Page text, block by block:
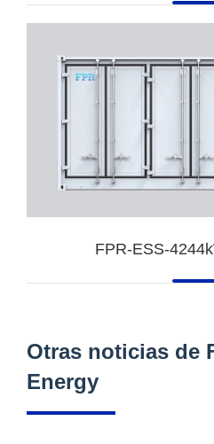
FPR-ESS-
Otras noticias de
Energy